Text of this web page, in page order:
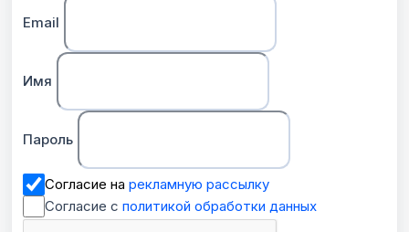
Email
Имя
Пароль
Согласие на рекламную рассылку
Согласие с политикой обработки данных